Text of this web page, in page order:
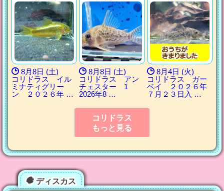
8月8日 (土)
コリドラス イル
ミナティグリー
ン ２０２６年 …
8月8日 (土)
コリドラス アン
チェスター 1
2026年8 …
8月4日 (火)
コリドラス ガー
ベイ ２０２６年
７月２３日入 …
コリドラス
もっと見る
ディスカス